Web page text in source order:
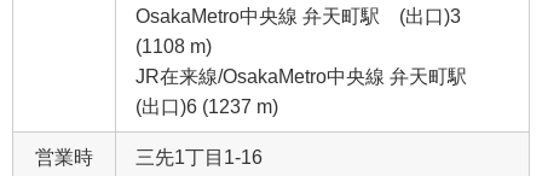
OsakaMetro中央線 弁天町駅 (出口)3
(1108 m)
JR在来線/OsakaMetro中央線 弁天町駅
(出口)6 (1237 m)
営業時
三先1丁目1-16